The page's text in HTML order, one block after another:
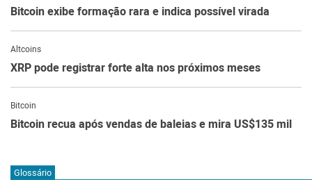
Bitcoin exibe formação rara e indica possível virada
Altcoins
XRP pode registrar forte alta nos próximos meses
Bitcoin
Bitcoin recua após vendas de baleias e mira US$135 mil
Glossário